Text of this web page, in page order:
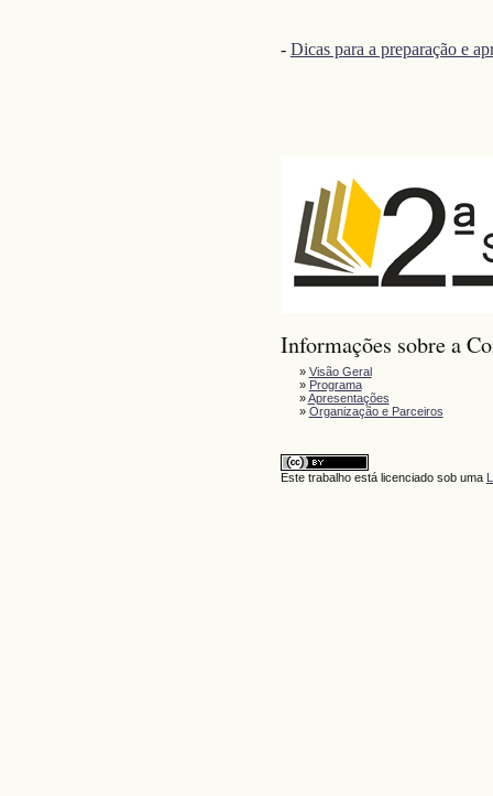
- Dicas para a preparação e
Informações sobre a
» Visão Geral
» Programa
»Apresentações
» Organização e Parceiros
Este trabalho está licenciado sob uma